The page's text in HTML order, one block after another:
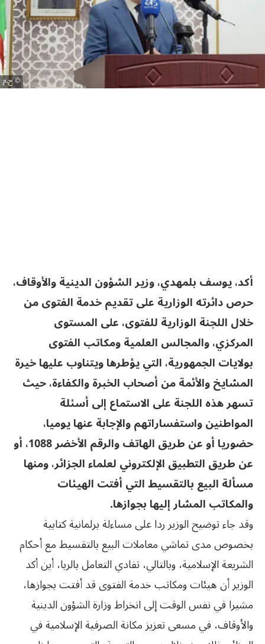
ح.م
أكد، يوسف بلمهدي، وزير الشؤون الدينية والأوقاف،
حرص دائرته الوزارية على تقديم خدمة الفتوى من
خلال اللجنة الوزارية للفتوى، على المستوى
المركزي، والمجالس العلمية ومكاتب الفتوى
بولايات الجمهورية، التي يؤطرها ويتناوب عليها خيرة
المشايخ والأئمة من أصحاب الخبرة والكفاءة، حيث
تسهر هذه اللجنة على الاستماع إلى أسئلة
المواطنين واستفساراتهم والإجابة عنها يوميا،
حضوريا أو عن طريق الهاتف والرقم الأخضر 1088، أو
عن طريق التطبيق الإلكتروني لعلماء الجزائر، ومنها
مسألة البيع بالتقسيط التي أفتت الهيئات
والمكاتب المشار إليها بجوازها.
وقد جاء توضيح الوزير ردا على مساءلة برلمانية كتابية
بخصوص مدى تماشي معاملات البيع بالتقسيط مع أحكام
الشريعة الإسلامية، وبالتالي، تفادي التعامل بالربا، أين أكد
الوزير أن هيئات ومكاتب خدمة الفتوى قد أفتت بجوازها،
مشيرا في نفس الوقت إلى انخراط وزارة الشؤون الدينية
والأوقاف، في مسعى تعزيز مكانة الصرفية الإسلامية في